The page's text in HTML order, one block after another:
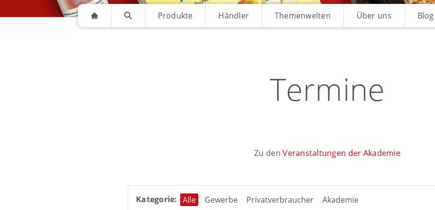
Produkte Händler Themenwelten Über uns Blog
Termine
Zu denVeranstaltungen der Akademie
Kategorie: Alle Gewerbe Privatverbraucher Akademie